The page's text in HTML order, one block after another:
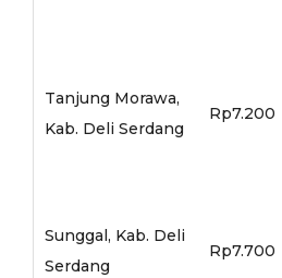
Tanjung Morawa,
Kab. Deli Serdang
Rp7.200
Sunggal, Kab. Deli
Serdang
Rp7.700